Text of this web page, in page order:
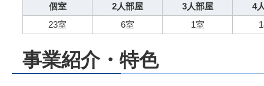
個室 2人部屋 3人部屋
4
23室
6室 1室
事業紹介・特色